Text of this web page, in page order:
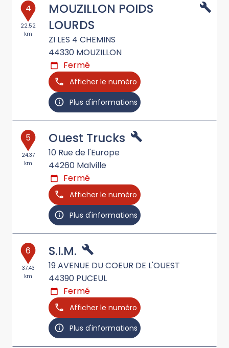
4
22.52
km
MOUZILLON POIDS
LOURDS
ZI LES 4 CHEMINS
44330 MOUZILLON
Fermé
Afficher le numéro
Plus d'informations
5
24.37
km
Ouest Trucks
10 Rue de l'Europe
44260 Malville
Fermé
Afficher le numéro
Plus d'informations
6
37.43
km
S.I.M.
19 AVENUE DU COEUR DE L'OUEST
44390 PUCEUL
Fermé
Afficher le numéro
Plus d'informations